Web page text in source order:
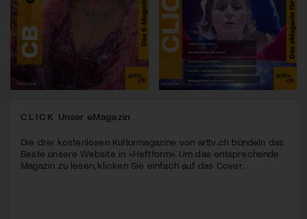
CLICK Unser eMagazin
Die drei kostenlosen Kulturmagazine von arttv.ch bündeln das
Beste unsere Website in «Heftform». Um das entsprechende
Magazin zu lesen, klicken Sie einfach auf das Cover.